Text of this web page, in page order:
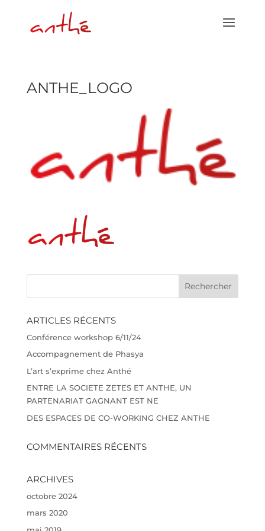
ANTHE_LOGO
ARTICLES RÉCENTS
Conférence workshop 6/11/24
Accompagnement de Phasya
L’art s’exprime chez Anthé
ENTRE LA SOCIETE ZETES ET ANTHE, UN
PARTENARIAT GAGNANT EST NE
DES ESPACES DE CO-WORKING CHEZ ANTHE
COMMENTAIRES RÉCENTS
ARCHIVES
octobre 2024
mars 2020